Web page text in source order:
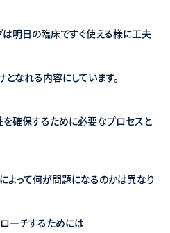
明日の臨床ですぐ使える様に工夫
なれる内容にしています。
するために必要なプロセスと
よって何が問題になるのかは異なり
ーチするためには